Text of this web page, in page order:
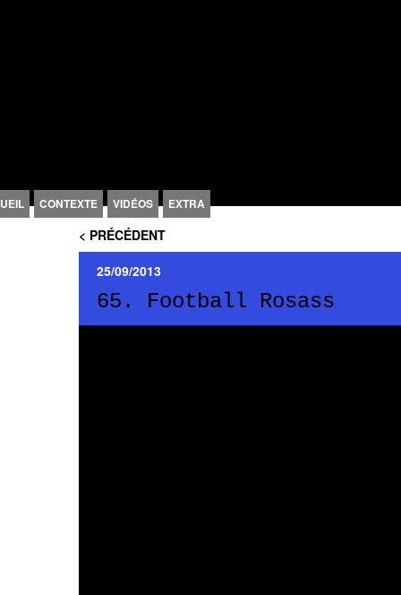
CONTENT
CONTENT EXTRA
VIDÉOS
CONTEXTE
< PRÉCÉDENT
25/09/2013
65. Football Rosass